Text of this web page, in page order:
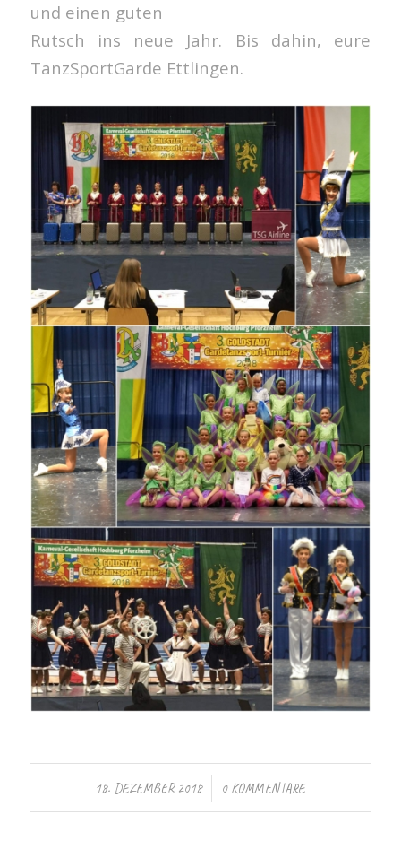
und einen guten
Rutsch ins neue Jahr. Bis dahin, eure
TanzSportGarde Ettlingen.
18. DEZEMBER 2018
/ 0 KOMMENTARE